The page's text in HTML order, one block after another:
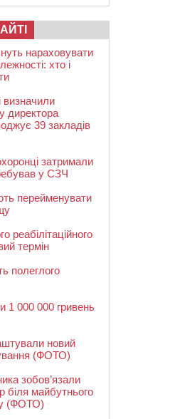
нараховувати
хто і
визначили
директора
39 закладів
затримали
у СЗЧ
перейменувати
реабілітаційного
термін
полеглого
1 000 000 гривень
новий
(ФОТО)
зобов’язали
біля майбутнього
(ФОТО)